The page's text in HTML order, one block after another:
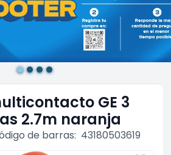
GE 3
2.7m naranja
de barras: 43180503619